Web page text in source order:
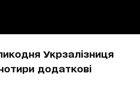
Укрзалізниця
додаткові